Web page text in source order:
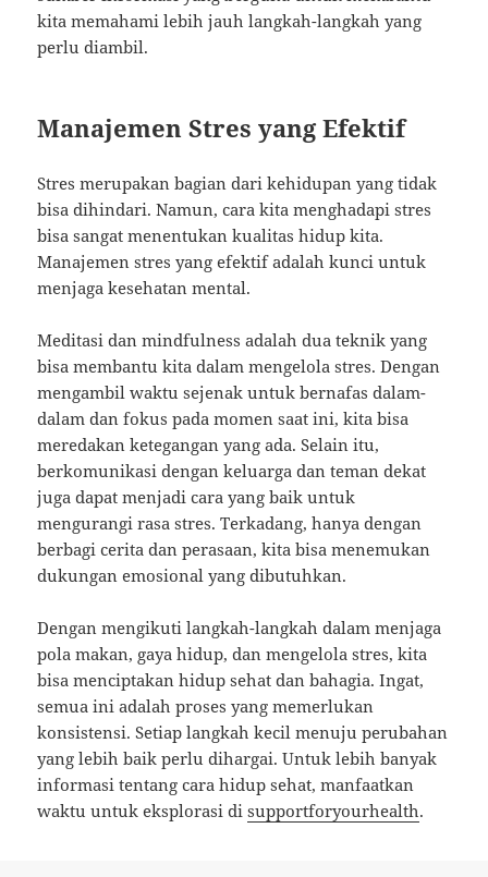
kita memahami lebih jauh langkah-langkah yang
perlu diambil.
Manajemen Stres yang Efektif
Stres merupakan bagian dari kehidupan yang tidak
bisa dihindari. Namun, cara kita menghadapi stres
bisa sangat menentukan kualitas hidup kita.
Manajemen stres yang efektif adalah kunci untuk
menjaga kesehatan mental.
Meditasi dan mindfulness adalah dua teknik yang
bisa membantu kita dalam mengelola stres. Dengan
mengambil waktu sejenak untuk bernafas dalam-
dalam dan fokus pada momen saat ini, kita bisa
meredakan ketegangan yang ada. Selain itu,
berkomunikasi dengan keluarga dan teman dekat
juga dapat menjadi cara yang baik untuk
mengurangi rasa stres. Terkadang, hanya dengan
berbagi cerita dan perasaan, kita bisa menemukan
dukungan emosional yang dibutuhkan.
Dengan mengikuti langkah-langkah dalam menjaga
pola makan, gaya hidup, dan mengelola stres, kita
bisa menciptakan hidup sehat dan bahagia. Ingat,
semua ini adalah proses yang memerlukan
konsistensi. Setiap langkah kecil menuju perubahan
yang lebih baik perlu dihargai. Untuk lebih banyak
informasi tentang cara hidup sehat, manfaatkan
waktu untuk eksplorasi disupportforyourhealth.